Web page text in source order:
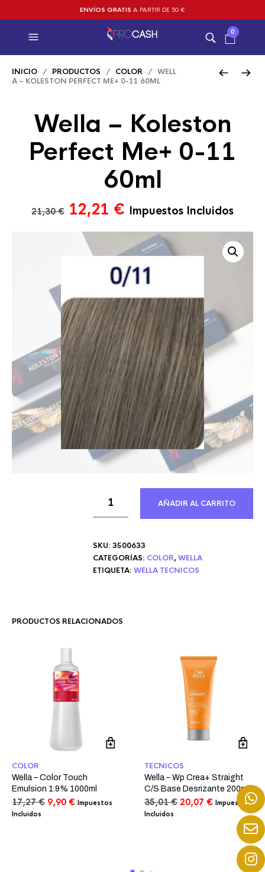
ENVÍOS GRATIS A PARTIR DE 50 €
0
INICIO / PRODUCTOS / COLOR / WELL
A – KOLESTON PERFECT ME+ 0-11 60ML
Wella – Koleston
Perfect Me+ 0-11
60ml
21,30€ El
original
era:
21,30 €.
12,21 € El
precio
actual
es:
12,21 €.
Impuestos Incluidos
AÑADIR AL CARRITO
SKU: 3500633
CATEGORÍAS: COLOR,WELLA
ETIQUETA: WELLA TECNICOS
PRODUCTOS RELACIONADOS
COLOR
Wella – Color Touch
Emulsion 1.9% 1000ml
17,27€ El
9,90 €ElImpuestos
Incluidos
TECNICOS
Wella – Wp Crea+ Straight
C/S Base Desrizante 200ml
35,01€ El
20,07 €El
actual
20,07 €.
Impuestos
Incluidos